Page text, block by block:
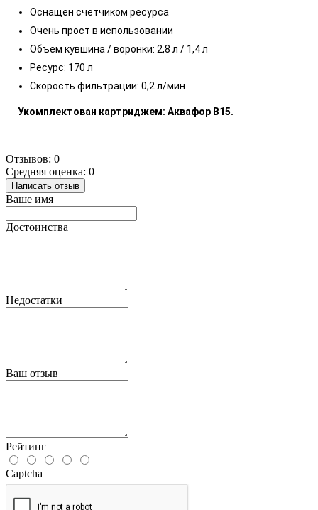
Оснащен счетчиком ресурса
Очень прост в использовании
Объем кувшина / воронки: 2,8 л / 1,4 л
Ресурс: 170 л
Скорость фильтрации: 0,2 л/мин
Укомплектован картриджем: Аквафор B15.
Отзывов: 0
Средняя оценка: 0
Написать отзыв
Ваше имя
Достоинства
Недостатки
Ваш отзыв
Рейтинг
Captcha